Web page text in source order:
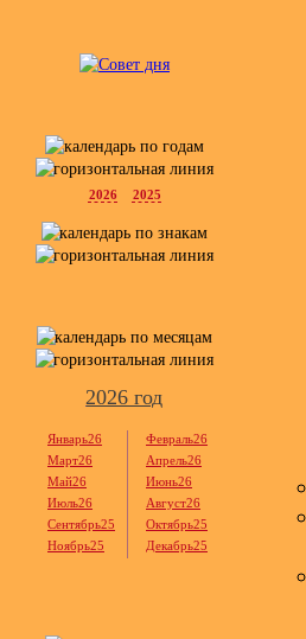
2026 2025
2026 год
Январь26
Февраль26
Март26
Апрель26
Май26
Июнь26
Июль26
Август26
Сентябрь25
Октябрь25
Ноябрь25
Декабрь25